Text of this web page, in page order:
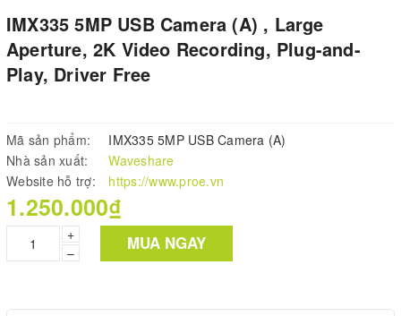
IMX335 5MP USB Camera (A) , Large
Aperture, 2K Video Recording, Plug-and-
Play, Driver Free
Mã sản phẩm:
IMX335 5MP USB Camera (A)
Nhà sản xuất:
Waveshare
Website hỗ trợ:
https://www.proe.vn
1.250.000₫
+
–
MUA NGAY